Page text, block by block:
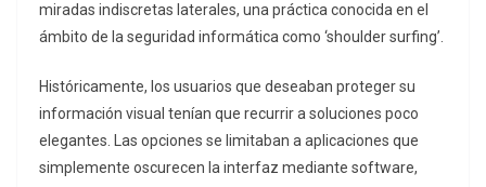
miradas indiscretas laterales, una práctica conocida en el
ámbito de la seguridad informática como ‘shoulder surfing’.
Históricamente, los usuarios que deseaban proteger su
información visual tenían que recurrir a soluciones poco
elegantes. Las opciones se limitaban a aplicaciones que
simplemente oscurecen la interfaz mediante software,